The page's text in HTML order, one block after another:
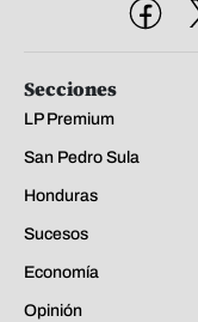
Secciones
LP Premium
San Pedro Sula
Honduras
Sucesos
Economía
Opinión